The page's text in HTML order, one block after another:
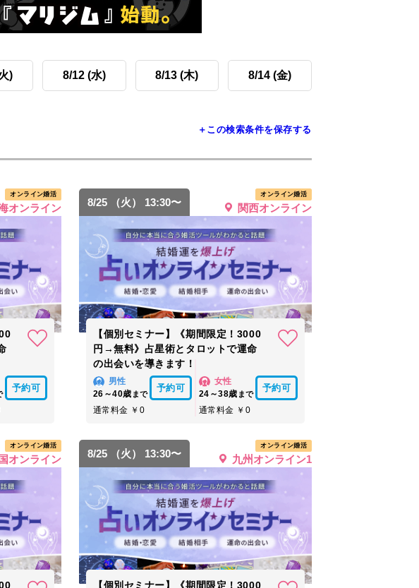
) 8/12 (水) 8/13 (木) 8/14 (金)
＋この検索条件を保存する
オンライン婚活
オンライン
予約可
8/25 （火） 13:30〜
オンライン婚活
関西オンライン
【個別セミナー】《期間限定！3000
円→無料》占星術とタロットで運命
の出会いを導きます！
男性
26～40歳 まで
予約可
通常料金 ￥0
女性
24～38歳 まで
予約可
通常料金 ￥0
オンライン婚活
オンライン 8/25 （火） 13:30〜
オンライン婚活
九州オンライン1
【個別セミナー】《期間限定！3000